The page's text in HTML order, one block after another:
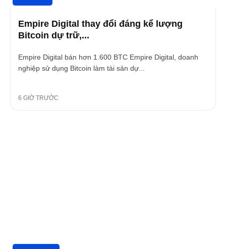
Empire Digital thay đổi đáng kể lượng
Bitcoin dự trữ,...
Empire Digital bán hơn 1.600 BTC Empire Digital, doanh
nghiệp sử dụng Bitcoin làm tài sản dự...
6 GIỜ TRƯỚC